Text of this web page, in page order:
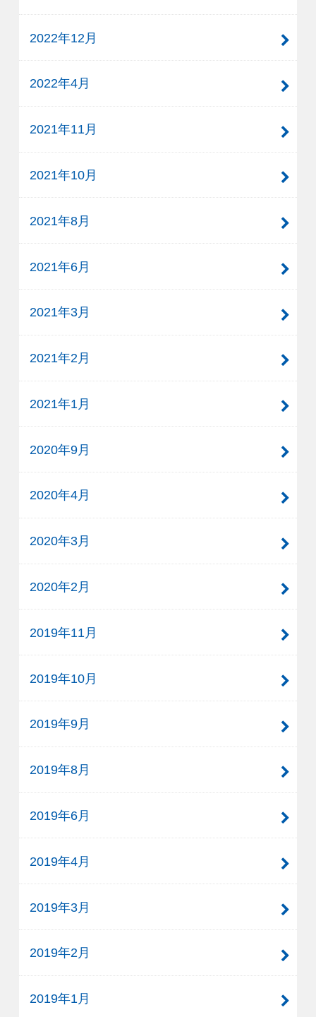
2022年12月
2022年4月
2021年11月
2021年10月
2021年8月
2021年6月
2021年3月
2021年2月
2021年1月
2020年9月
2020年4月
2020年3月
2020年2月
2019年11月
2019年10月
2019年9月
2019年8月
2019年6月
2019年4月
2019年3月
2019年2月
2019年1月